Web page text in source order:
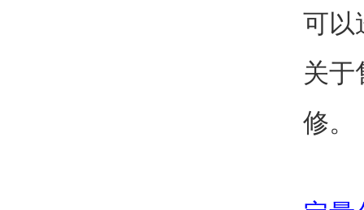
可以
关于
修。